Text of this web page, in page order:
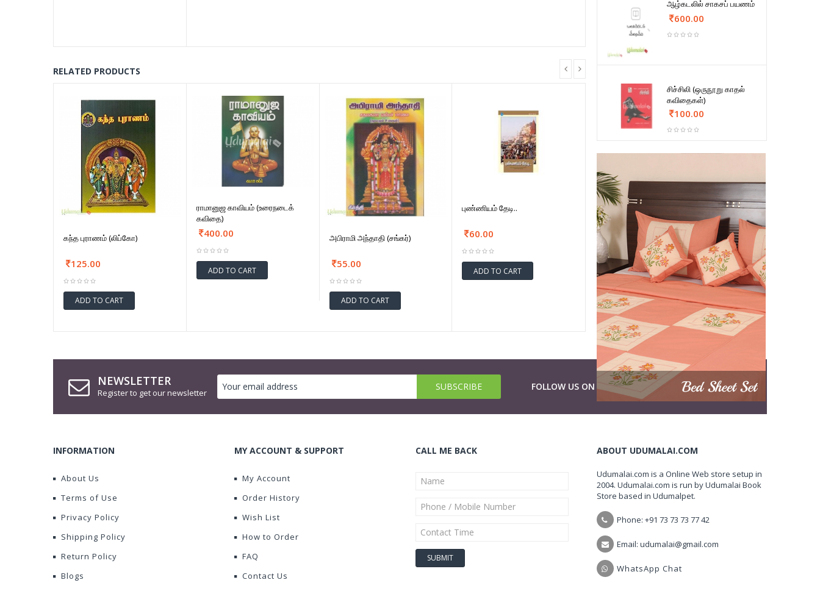
RELATED PRODUCTS
கந்த புராணம் (லிப்கோ)
125.00
ADD TO CART
ராமானுஜ காவியம் (உரைநடைக்
கவிதை)
400.00
ADD TO CART
அபிராமி அந்தாதி (சங்கர்)
55.00
ADD TO CART
புண்ணியம் தேடி..
60.00
ADD TO CART
ஆழ்கடலில் சாகசப் பயணம்
600.00
சிச்சிலி (ஒருநூறு காதல்
கவிதைகள்)
100.00
NEWSLETTER
Register to get our newsletter
FOLLOW US ON
INFORMATION
About Us
Terms of Use
Privacy Policy
Shipping Policy
Return Policy
Blogs
MY ACCOUNT & SUPPORT
My Account
Order History
Wish List
How to Order
FAQ
Contact Us
CALL ME BACK ABOUT UDUMALAI.COM
Udumalai.com is a Online Web store setup in
2004. Udumalai.com is run by Udumalai Book
Store based in Udumalpet.
Phone: +91 73 73 73 77 42
Email: udumalai@gmail.com
WhatsApp Chat